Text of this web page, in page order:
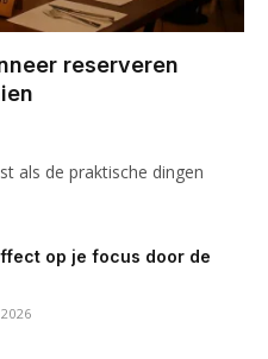
reserveren
als de praktische dingen
op je focus door de